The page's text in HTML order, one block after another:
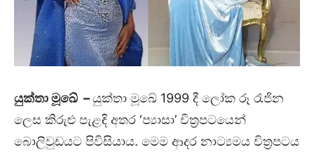
යුක්තා මූඛේ –යුක්තා මූඛේ 1999 දී ලෝක රූ රැජින
ලෙස කිරුළු පැළඳි අතර ‘ප්‍යාසා’ චිත්‍රපටයෙන්
බොලිවුඩයට පිවිසියාය. මෙම ආදර නාට්‍යමය චිත්‍රපටය